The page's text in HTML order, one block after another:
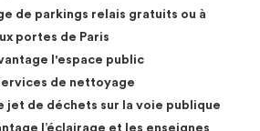
de parkings relais gratuits ou à
portes de Paris
l'espace public
de nettoyage
jet de déchets sur la voie publique